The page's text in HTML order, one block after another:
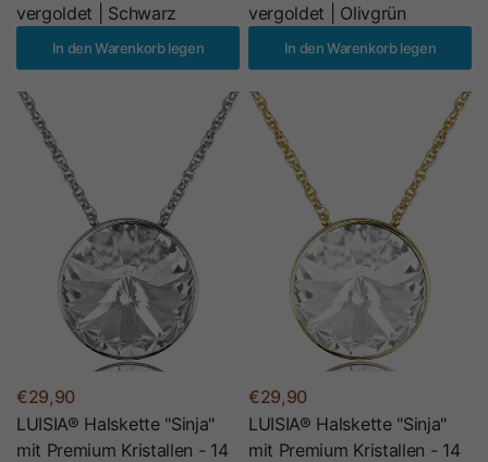
vergoldet | Schwarz
In den Warenkorb legen
vergoldet | Olivgrün
In den Warenkorb legen
€29,90
LUISIA® Halskette "Sinja"
mit Premium Kristallen - 14
€29,90
LUISIA® Halskette "Sinja"
mit Premium Kristallen - 14